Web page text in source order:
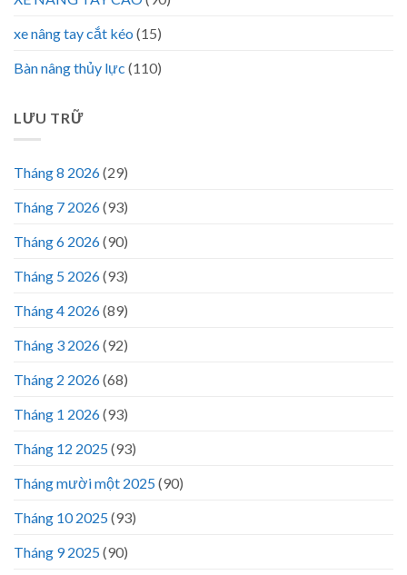
xe nâng tay cắt kéo (15)
Bàn nâng thủy lực (110)
LƯU TRỮ
Tháng 8 2026(29)
Tháng 7 2026(93)
Tháng 6 2026(90)
Tháng 5 2026(93)
Tháng 4 2026(89)
Tháng 3 2026(92)
Tháng 2 2026(68)
Tháng 1 2026(93)
Tháng 12 2025(93)
Tháng mười một 2025(90)
Tháng 10 2025(93)
Tháng 9 2025(90)